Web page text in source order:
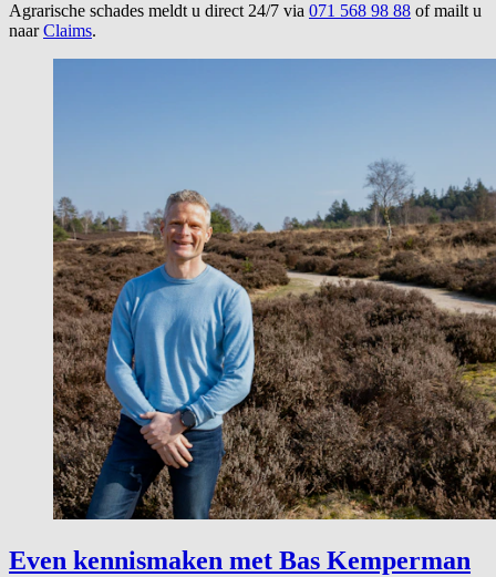
Agrarische schades meldt u direct 24/7 via 071 568 98 88 of mailt u
naarClaims.
Even kennismaken met Bas Kemperman